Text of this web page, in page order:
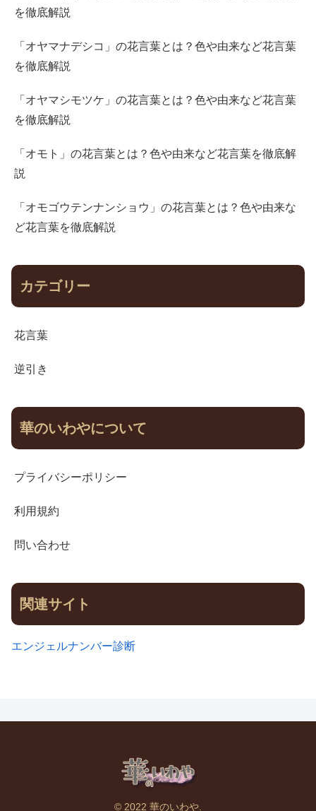
を徹底解説
「オヤマナデシコ」の花言葉とは？色や由来など花言葉
を徹底解説
「オヤマシモツケ」の花言葉とは？色や由来など花言葉
を徹底解説
「オモト」の花言葉とは？色や由来など花言葉を徹底解
説
「オモゴウテンナンショウ」の花言葉とは？色や由来な
ど花言葉を徹底解説
カテゴリー
花言葉
逆引き
華のいわやについて
プライバシーポリシー
利用規約
問い合わせ
関連サイト
エンジェルナンバー診断
© 2022 華のいわや.